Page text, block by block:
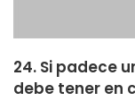
24. Si padece
debe tener en